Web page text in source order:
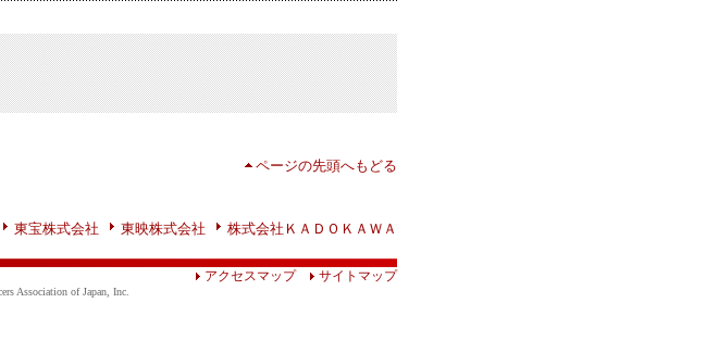
ページの先頭へもどる
東宝株式会社 東映株式会社 株式会社ＫＡＤＯＫＡＷＡ
アクセスマップ サイトマップ
Association of Japan, Inc.